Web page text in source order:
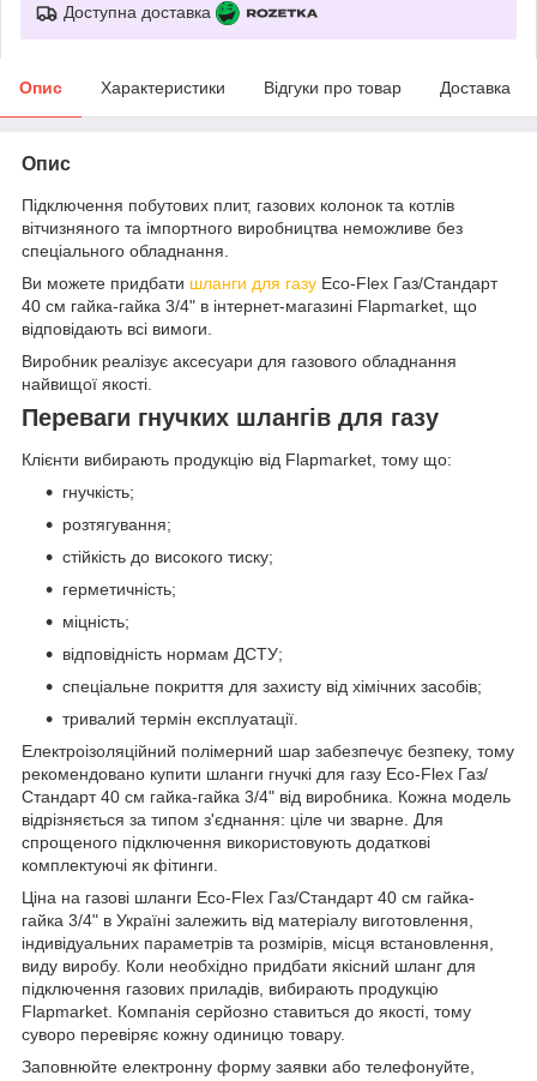
Доступна доставка
Опис Характеристики Відгуки про товар Доставка
Опис
Підключення побутових плит, газових колонок та котлів
вітчизняного та імпортного виробництва неможливе без
спеціального обладнання.
Ви можете придбати шланги для газу Eco-Flex Газ/Стандарт
40 см гайка-гайка 3/4" в інтернет-магазині Flapmarket, що
відповідають всі вимоги.
Виробник реалізує аксесуари для газового обладнання
найвищої якості.
Переваги гнучких шлангів для газу
Клієнти вибирають продукцію від Flapmarket, тому що:
гнучкість;
розтягування;
стійкість до високого тиску;
герметичність;
міцність;
відповідність нормам ДСТУ;
спеціальне покриття для захисту від хімічних засобів;
тривалий термін експлуатації.
Електроізоляційний полімерний шар забезпечує безпеку, тому
рекомендовано купити шланги гнучкі для газу Eco-Flex Газ/
Стандарт 40 см гайка-гайка 3/4" від виробника. Кожна модель
відрізняється за типом з'єднання: ціле чи зварне. Для
спрощеного підключення використовують додаткові
комплектуючі як фітинги.
Ціна на газові шланги Eco-Flex Газ/Стандарт 40 см гайка-
гайка 3/4" в Україні залежить від матеріалу виготовлення,
індивідуальних параметрів та розмірів, місця встановлення,
виду виробу. Коли необхідно придбати якісний шланг для
підключення газових приладів, вибирають продукцію
Flapmarket. Компанія серйозно ставиться до якості, тому
суворо перевіряє кожну одиницю товару.
Заповнюйте електронну форму заявки або телефонуйте,